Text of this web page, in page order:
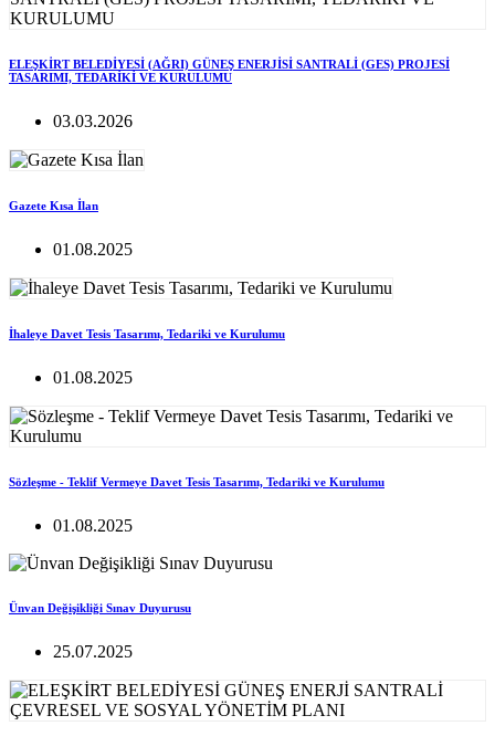
ELEŞKİRT BELEDİYESİ (AĞRI) GÜNEŞ ENERJİSİ SANTRALİ (GES) PROJESİ
TASARIMI, TEDARİKİ VE KURULUMU
03.03.2026
Gazete Kısa İlan
01.08.2025
İhaleye Davet Tesis Tasarımı, Tedariki ve Kurulumu
01.08.2025
Sözleşme - Teklif Vermeye Davet Tesis Tasarımı, Tedariki ve Kurulumu
01.08.2025
Ünvan Değişikliği Sınav Duyurusu
25.07.2025